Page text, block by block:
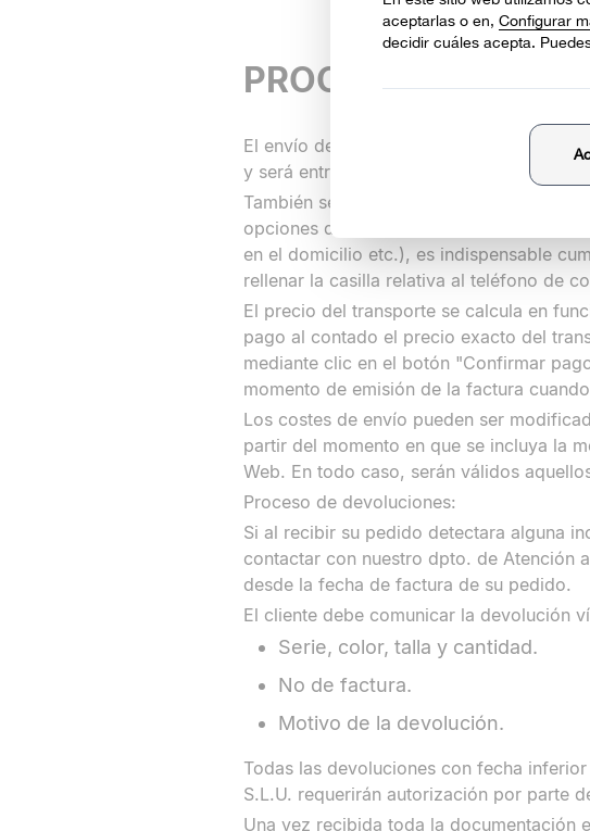
PROCESO DE
El envío de los artículos comprados en
y será entregado en un plazo
También se pueden solicitar los envíos a
opciones de envío. Para evitar
en el domicilio etc.), es indispensable
rellenar la casilla relativa al teléfono de
El precio del transporte se calcula en
pago al contado el precio exacto del
mediante clic en el botón "Confirmar
momento de emisión de la factura
Los costes de envío pueden ser
partir del momento en que se incluya la
Web. En todo caso, serán válidos
Proceso de devoluciones:
Si al recibir su pedido detectara alguna
contactar con nuestro dpto. de Atención
desde la fecha de factura de su pedido.
El cliente debe comunicar la devolución
Serie, color, talla y cantidad.
No de factura.
Motivo de la devolución.
Todas las devoluciones con fecha
S.L.U. requerirán autorización por parte
Una vez recibida toda la documentación